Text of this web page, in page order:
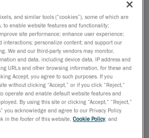
technologies de mesure 3D
disposition des établissements
manuels pédagogiques gratuits,
sur mesure pour des scanneurs
de MMT portables.
Lévis (Québec)– Creaform, chef de
de mesure 3Dportables et
3Da annoncé aujourd’hui le
and similar tools (“cookies”), some of which are
to enable website features and functionality;
site performance; enhance user experience;
interactions; personalize content; and support our
We and our third-party vendors may monitor,
and data, including device data, IP address and
URLs and other browsing information, for these and
Accept, you agree to such purposes. If you
without clicking “Accept,” or if you click “Reject,”
operate and enable default website features and
By using this site or clicking “Accept,” “Reject,”
you acknowledge and agree to our Privacy Policy
in the footer of this website,Cookie Policy, and